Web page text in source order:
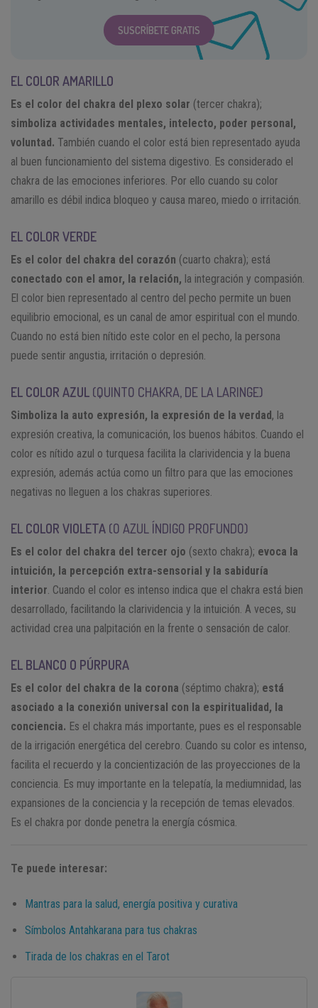
SUSCRÍBETE GRATIS
EL COLOR AMARILLO
Es el color del chakra del plexo solar (tercer chakra);
simboliza actividades mentales, intelecto, poder personal,
voluntad. También cuando el color está bien representado ayuda
al buen funcionamiento del sistema digestivo. Es considerado el
chakra de las emociones inferiores. Por ello cuando su color
amarillo es débil indica bloqueo y causa mareo, miedo o irritación.
EL COLOR VERDE
Es el color del chakra del corazón (cuarto chakra); está
conectado con el amor, la relación, la integración y compasión.
El color bien representado al centro del pecho permite un buen
equilibrio emocional, es un canal de amor espiritual con el mundo.
Cuando no está bien nítido este color en el pecho, la persona
puede sentir angustia, irritación o depresión.
EL COLOR AZUL (QUINTO CHAKRA, DE LA LARINGE)
Simboliza la auto expresión, la expresión de la verdad , la
expresión creativa, la comunicación, los buenos hábitos. Cuando el
color es nítido azul o turquesa facilita la clarividencia y la buena
expresión, además actúa como un filtro para que las emociones
negativas no lleguen a los chakras superiores.
EL COLOR VIOLETA (O AZUL ÍNDIGO PROFUNDO)
Es el color del chakra del tercer ojo (sexto chakra); evoca la
intuición, la percepción extra-sensorial y la sabiduría
interior. Cuando el color es intenso indica que el chakra está bien
desarrollado, facilitando la clarividencia y la intuición. A veces, su
actividad crea una palpitación en la frente o sensación de calor.
EL BLANCO O PÚRPURA
Es el color del chakra de la corona (séptimo chakra); está
asociado a la conexión universal con la espiritualidad, la
conciencia. Es el chakra más importante, pues es el responsable
de la irrigación energética del cerebro. Cuando su color es intenso,
facilita el recuerdo y la concientización de las proyecciones de la
conciencia. Es muy importante en la telepatía, la mediumnidad, las
expansiones de la conciencia y la recepción de temas elevados.
Es el chakra por donde penetra la energía cósmica.
Te puede interesar:
Mantras para la salud, energía positiva y curativa
Símbolos Antahkarana para tus chakras
Tirada de los chakras en el Tarot